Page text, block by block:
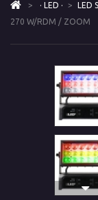
> · LED · > LED
270 W/RDM / ZOOM